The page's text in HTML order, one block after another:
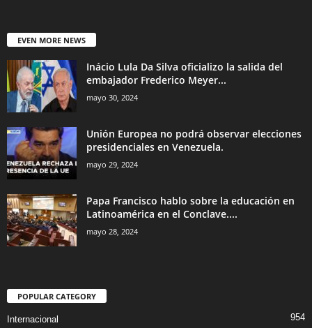
EVEN MORE NEWS
Inácio Lula Da Silva oficializo la salida del
embajador Frederico Meyer...
mayo 30, 2024
Unión Europea no podrá observar elecciones
presidenciales en Venezuela.
mayo 29, 2024
Papa Francisco hablo sobre la educación en
Latinoamérica en el Conclave....
mayo 28, 2024
POPULAR CATEGORY
Internacional 954